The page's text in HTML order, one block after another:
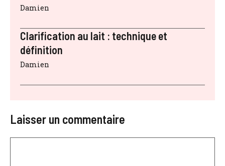
Damien
Clarification au lait : technique et
définition
Damien
Laisser un commentaire